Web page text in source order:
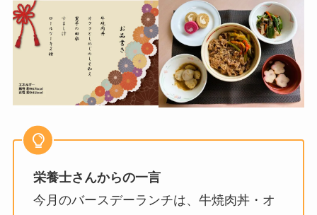
栄養士さんからの一言
今月のバースデーランチは、牛焼肉丼・オ